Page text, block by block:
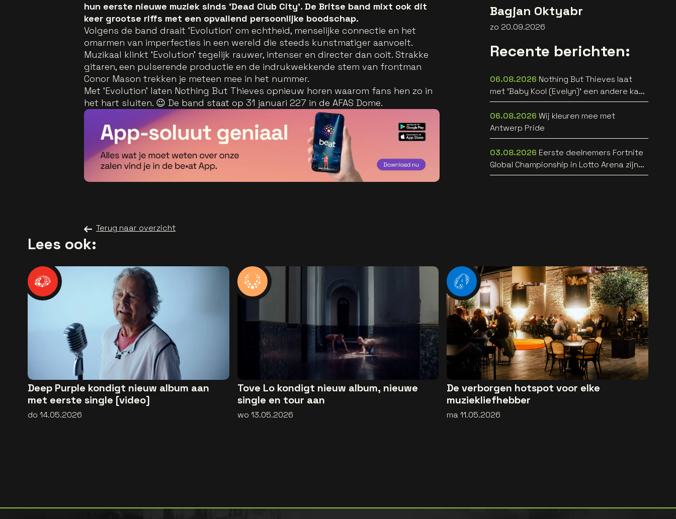
hun eerste nieuwe muziek sinds 'Dead Club City'. De Britse band mixt ook dit
keer grootse riffs met een opvallend persoonlijke boodschap.
Volgens de band draait ‘Evolution’ om echtheid, menselijke connectie en het
omarmen van imperfecties in een wereld die steeds kunstmatiger aanvoelt.
Muzikaal klinkt ‘Evolution’ tegelijk rauwer, intenser en directer dan ooit. Strakke
gitaren, een pulserende productie en de indrukwekkende stem van frontman
Conor Mason trekken je meteen mee in het nummer.
Met ‘Evolution’ laten Nothing But Thieves opnieuw horen waarom fans hen zo in
het hart sluiten. 😉 De band staat op 31 januari 227 in de AFAS Dome.
Terug naar overzicht
Bagjan Oktyabr
zo 20.09.2026
Recente berichten:
06.08.2026 Nothing But Thieves laat
met 'Baby Kool (Evelyn)' een andere kant
van zich horen [video]
06.08.2026 Wij kleuren mee met
Antwerp Pride
03.08.2026 Eerste deelnemers Fortnite
Global Championship in Lotto Arena zijn
bekend
Lees ook:
Deep Purple kondigt nieuw album aan
met eerste single [video]
do 14.05.2026
Tove Lo kondigt nieuw album, nieuwe
single en tour aan
wo 13.05.2026
De verborgen hotspot voor elke
muziekliefhebber
ma 11.05.2026